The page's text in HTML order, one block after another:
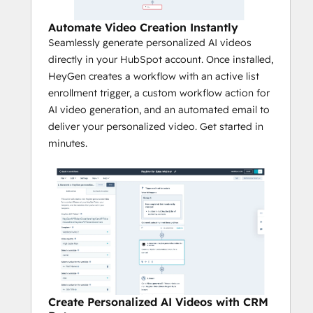
Automate Video Creation Instantly
Seamlessly generate personalized AI videos
directly in your HubSpot account. Once installed,
HeyGen creates a workflow with an active list
enrollment trigger, a custom workflow action for
AI video generation, and an automated email to
deliver your personalized video. Get started in
minutes.
Create Personalized AI Videos with CRM